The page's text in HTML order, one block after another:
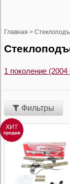
Главная >
1 поколение (2004
Фильтры